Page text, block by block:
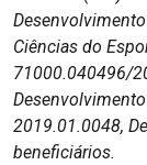
Ciências do
71000.040496/
2019.01.0048,
beneficiários.